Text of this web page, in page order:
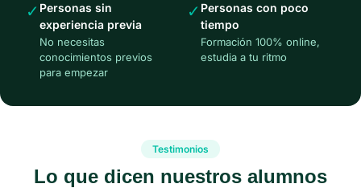
✓ Personas sin
experiencia previa
No necesitas
conocimientos previos
para empezar
✓ Personas con poco
tiempo
Formación 100% online,
estudia a tu ritmo
Testimonios
Lo que dicen nuestros alumnos